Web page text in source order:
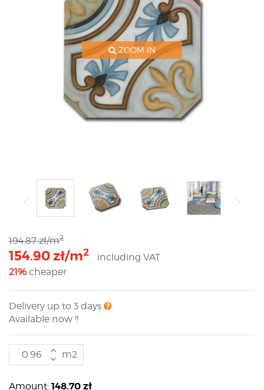
ZOOM IN
194.87 zł/m2
154.90 zł/m2
including VAT
21% cheaper
Delivery up to 3 days
Available now !!
m2
Amount: 148.70zł